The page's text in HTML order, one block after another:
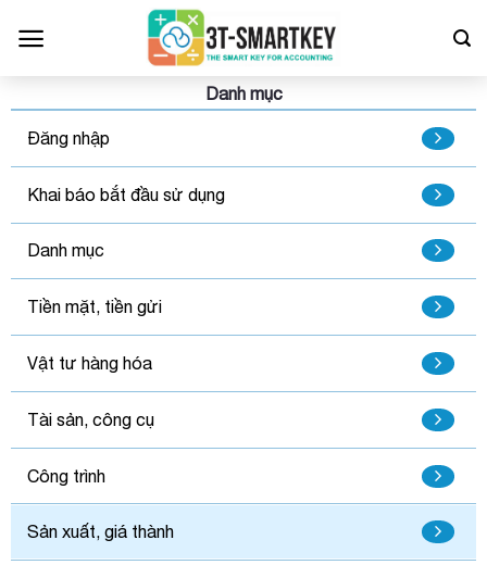
qua
Danh mục
Đăng nhập
Khai báo bắt đầu sử dụng
Danh mục
Tiền mặt, tiền gửi
Vật tư hàng hóa
Tài sản, công cụ
Công trình
Sản xuất, giá thành